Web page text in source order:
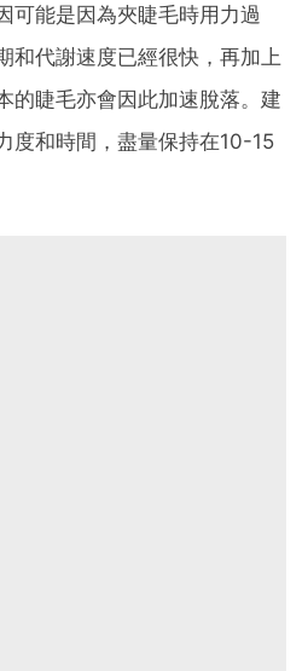
可能是因為夾睫毛時用力過
和代謝速度已經很快，再加上
的睫毛亦會因此加速脫落。建
度和時間，盡量保持在10-15